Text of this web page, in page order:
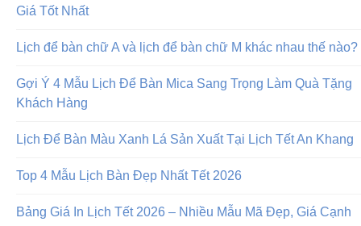
Giá Tốt Nhất
Lịch để bàn chữ A và lịch để bàn chữ M khác nhau thế nào?
Gợi Ý 4 Mẫu Lịch Để Bàn Mica Sang Trọng Làm Quà Tặng
Khách Hàng
Lịch Để Bàn Màu Xanh Lá Sản Xuất Tại Lịch Tết An Khang
Top 4 Mẫu Lịch Bàn Đẹp Nhất Tết 2026
Bảng Giá In Lịch Tết 2026 – Nhiều Mẫu Mã Đẹp, Giá Cạnh